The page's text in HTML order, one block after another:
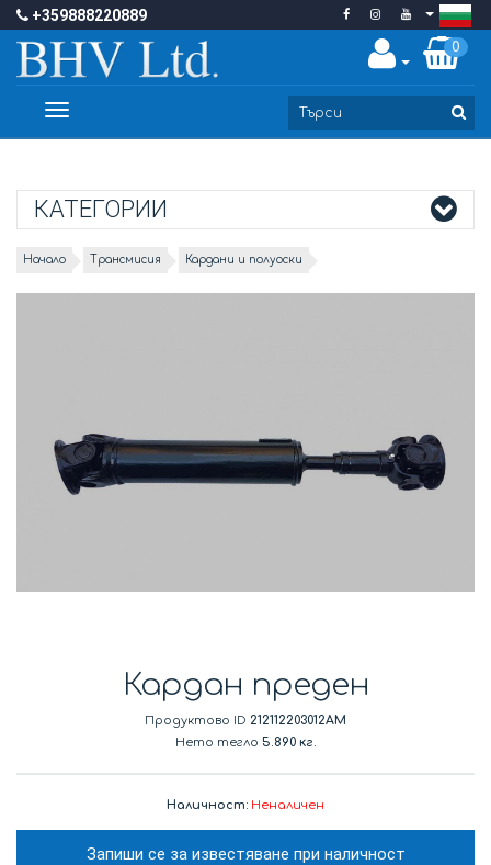
+359888220889
0
Toggle
КАТЕГОРИИ
Начало Трансмисия Кардани и полуоски
Кардан преден
Продуктово ID 212112203012AM
Нето тегло 5.890 кг.
Наличност: Неналичен
Запиши се за известяване при наличност